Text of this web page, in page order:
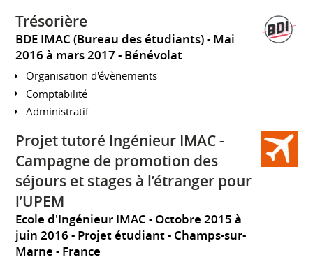
Trésorière
BDE IMAC (Bureau des étudiants)
Mai
2016 à mars 2017 Bénévolat
Organisation d'évènements
Comptabilité
Administratif
Projet tutoré Ingénieur IMAC -
Campagne de promotion des
séjours et stages à l’étranger pour
l’UPEM
Ecole d'Ingénieur IMAC
Octobre 2015 à
juin 2016 Projet étudiant
Champs-sur-
Marne
France